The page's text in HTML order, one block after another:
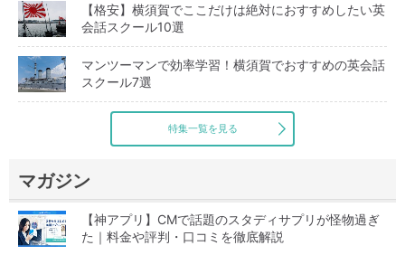
【格安】横須賀でここだけは絶対におすすめしたい英
会話スクール10選
マンツーマンで効率学習！横須賀でおすすめの英会話
スクール7選
特集一覧を見る
マガジン
【神アプリ】CMで話題のスタディサプリが怪物過ぎ
た｜料金や評判・口コミを徹底解説